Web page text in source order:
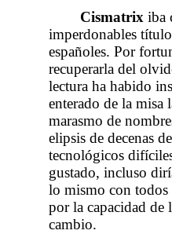
Cismatrix iba
imperdonables
españoles. Por
recuperarla del
lectura ha habido
enterado de la misa
marasmo de
elipsis de decenas
tecnológicos
gustado, incluso
lo mismo con
por la capacidad de
cambio.